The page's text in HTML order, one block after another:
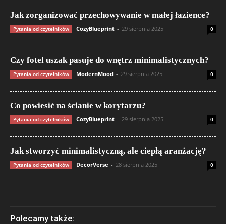
Jak zorganizować przechowywanie w małej łazience?
Pytania od czytelników CozyBlueprint - 29 sierpnia 2025 0
Czy fotel uszak pasuje do wnętrz minimalistycznych?
Pytania od czytelników ModernMood - 29 sierpnia 2025 0
Co powiesić na ścianie w korytarzu?
Pytania od czytelników CozyBlueprint - 29 sierpnia 2025 0
Jak stworzyć minimalistyczną, ale ciepłą aranżację?
Pytania od czytelników DecorVerse - 28 sierpnia 2025 0
Polecamy także: